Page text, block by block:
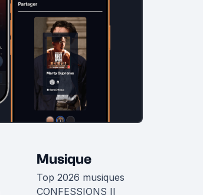
Musique
Top 2026 musiques
CONFESSIONS II